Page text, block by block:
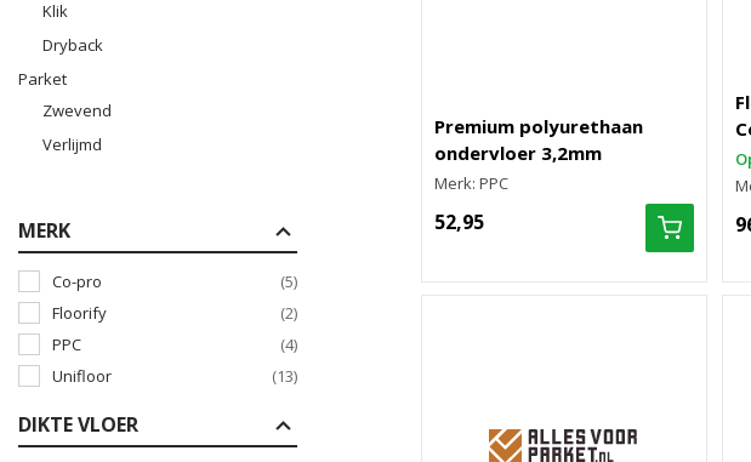
Klik
Dryback
Parket
Zwevend
Verlijmd
MERK
Co-pro
(5)
Floorify
(2)
PPC
(4)
Unifloor
(13)
DIKTE VLOER
Premium polyurethaan
ondervloer 3,2mm
Merk: PPC
52,95